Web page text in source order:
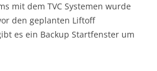
mit dem TVC Systemen wurde
den geplanten Liftoff
es ein Backup Startfenster um